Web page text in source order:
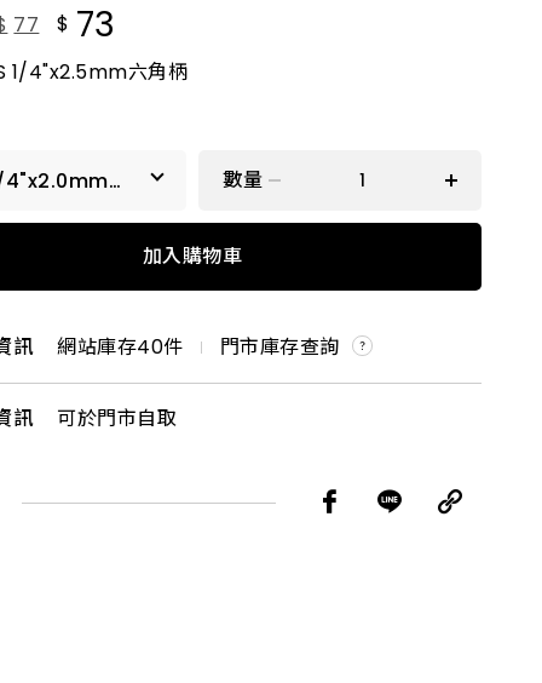
77 $ 73
1/4"x2.5mm六角柄
4"x2.0mm
角柄
六角柄
數量
加入購物車
訊 網站庫存40件 門市庫存查詢
訊 可於門市自取